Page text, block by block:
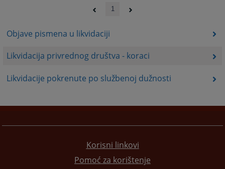
Objave pismena u likvidaciji
Likvidacija privrednog društva - koraci
Likvidacije pokrenute po službenoj dužnosti
1
Korisni linkovi
Pomoć za korištenje